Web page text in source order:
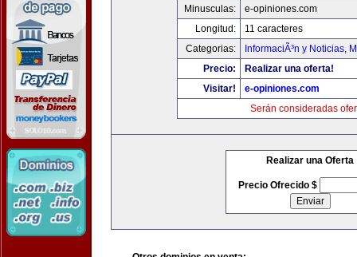
Minusculas:
e-opiniones.com
Longitud:
11 caracteres
Categorias:
InformaciÃ³n y Noticias,
Precio:
Realizar una oferta!
Visitar!
e-opiniones.com
Serán consideradas
Realizar una Oferta
Precio Ofrecido $